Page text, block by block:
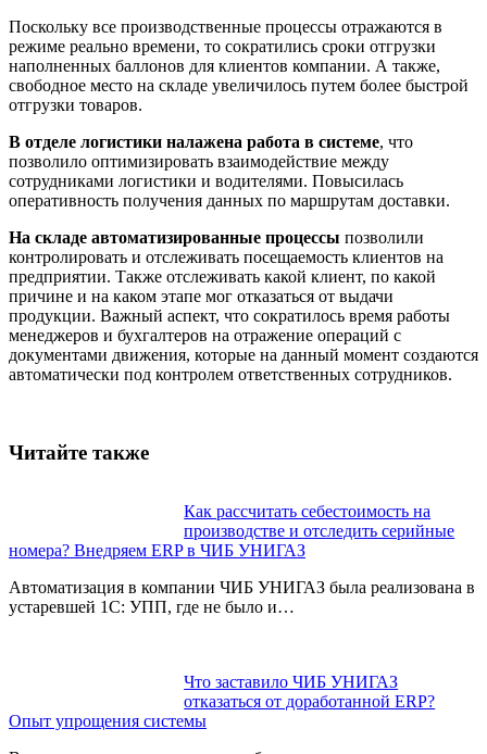
Поскольку все производственные процессы отражаются в
режиме реально времени, то сократились сроки отгрузки
наполненных баллонов для клиентов компании. А также,
свободное место на складе увеличилось путем более быстрой
отгрузки товаров.
В отделе логистики налажена работа в системе, что
позволило оптимизировать взаимодействие между
сотрудниками логистики и водителями. Повысилась
оперативность получения данных по маршрутам доставки.
На складе автоматизированные процессы позволили
контролировать и отслеживать посещаемость клиентов на
предприятии. Также отслеживать какой клиент, по какой
причине и на каком этапе мог отказаться от выдачи
продукции. Важный аспект, что сократилось время работы
менеджеров и бухгалтеров на отражение операций с
документами движения, которые на данный момент создаются
автоматически под контролем ответственных сотрудников.
Читайте также
Как рассчитать себестоимость на
производстве и отследить серийные
номера? Внедряем ERP в ЧИБ УНИГАЗ
Автоматизация в компании ЧИБ УНИГАЗ была реализована в
устаревшей 1С: УПП, где не было и…
Что заставило ЧИБ УНИГАЗ
отказаться от доработанной ERP?
Опыт упрощения системы